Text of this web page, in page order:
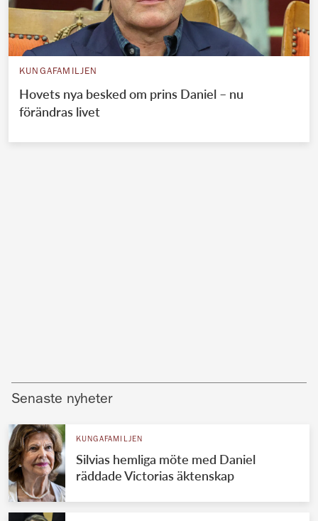
KUNGAFAMILJEN
Hovets nya besked om prins Daniel – nu
förändras livet
Senaste nyheter
KUNGAFAMILJEN
Silvias hemliga möte med Daniel
räddade Victorias äktenskap